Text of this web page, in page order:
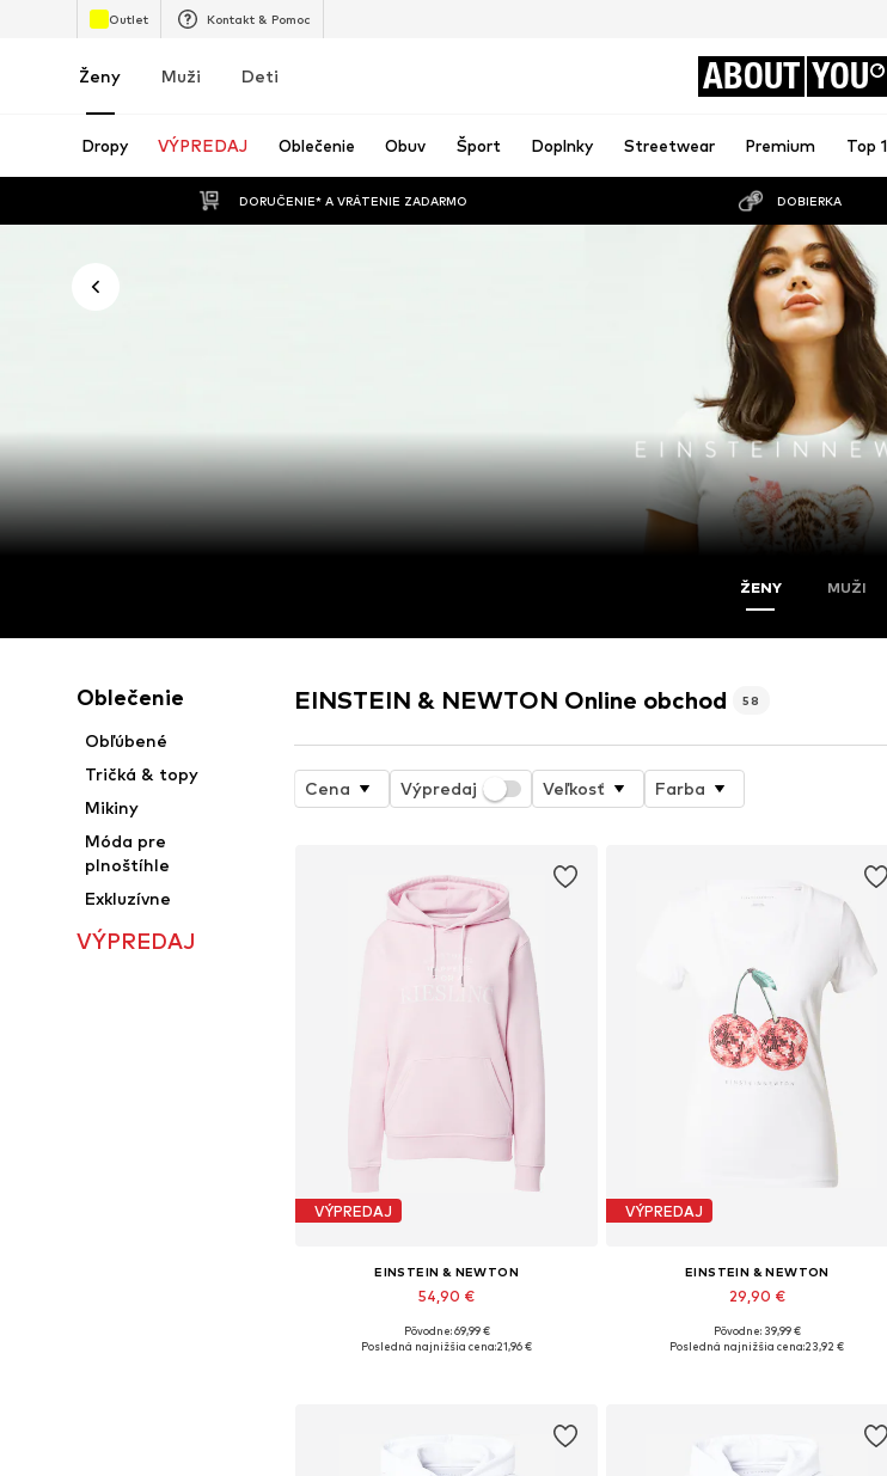
Outlet Kontakt & Pomoc
Ženy Muži Deti ABOUT YOU
Dropy VÝPREDAJ Oblečenie Obuv Šport Doplnky Streetwear Premium Top
DORUČENIE* A VRÁTENIE ZADARMO DOBIERKA
ŽENY MUŽI
Oblečenie
Obľúbené
Tričká & topy
Mikiny
Móda pre
plnoštíhle
Exkluzívne
VÝPREDAJ
EINSTEIN & NEWTON Online obchod 58
Cena Výpredaj Veľkosť Farba
VÝPREDAJ
EINSTEIN & NEWTON
54,90 €
Dostupné veľkosti: XS, S, M, L, XL
Pôvodne: 69,99 €
Posledná najnižšia cena:21,96 €
VÝPREDAJ
EINSTEIN & NEWTON
29,90 €
Dostupné veľkosti: XS, S, M, L, XL
Pôvodne: 39,99 €
Posledná najnižšia cena:23,92 €